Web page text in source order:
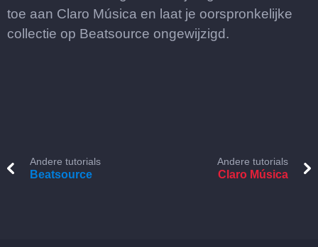
toe aan Claro Música en laat je oorspronkelijke
collectie op Beatsource ongewijzigd.
Andere tutorials
Beatsource
Andere tutorials
Claro Música